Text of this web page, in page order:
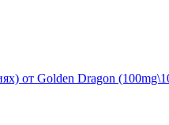
от Golden Dragon